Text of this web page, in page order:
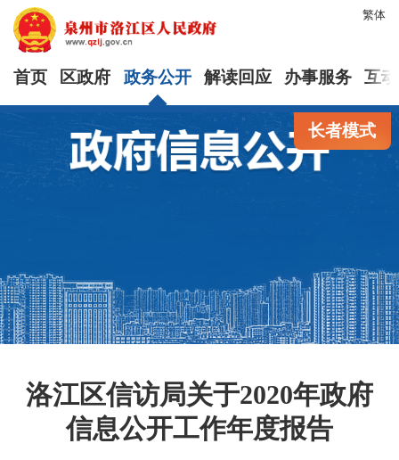
繁体
首页 区政府 政务公开 解读回应 办事服务 互
长者模式
洛江区信访局关于2020年政府
信息公开工作年度报告